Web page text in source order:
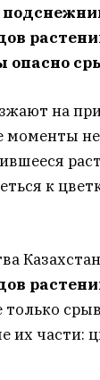
опасно
на
моменты
к
только
их части: